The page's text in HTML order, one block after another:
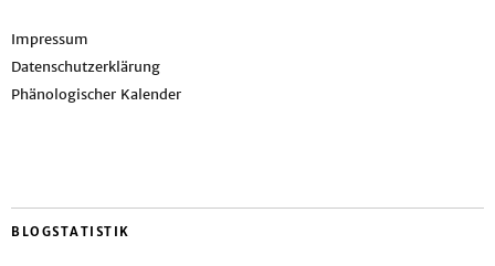
Impressum
Datenschutzerklärung
Phänologischer Kalender
BLOGSTATISTIK